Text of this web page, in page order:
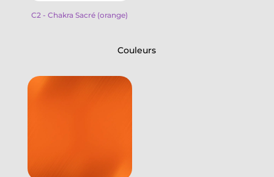
C2 - Chakra Sacré (orange)
Couleurs